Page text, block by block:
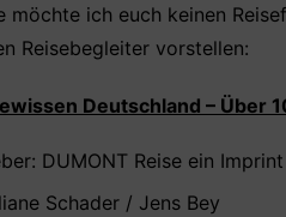
er
e
st
le
n
möchte ich euch keinen
Reisebegleiter vorstellen:
Deutschland – Über
DUMONT Reise ein
Schader / Jens Bey